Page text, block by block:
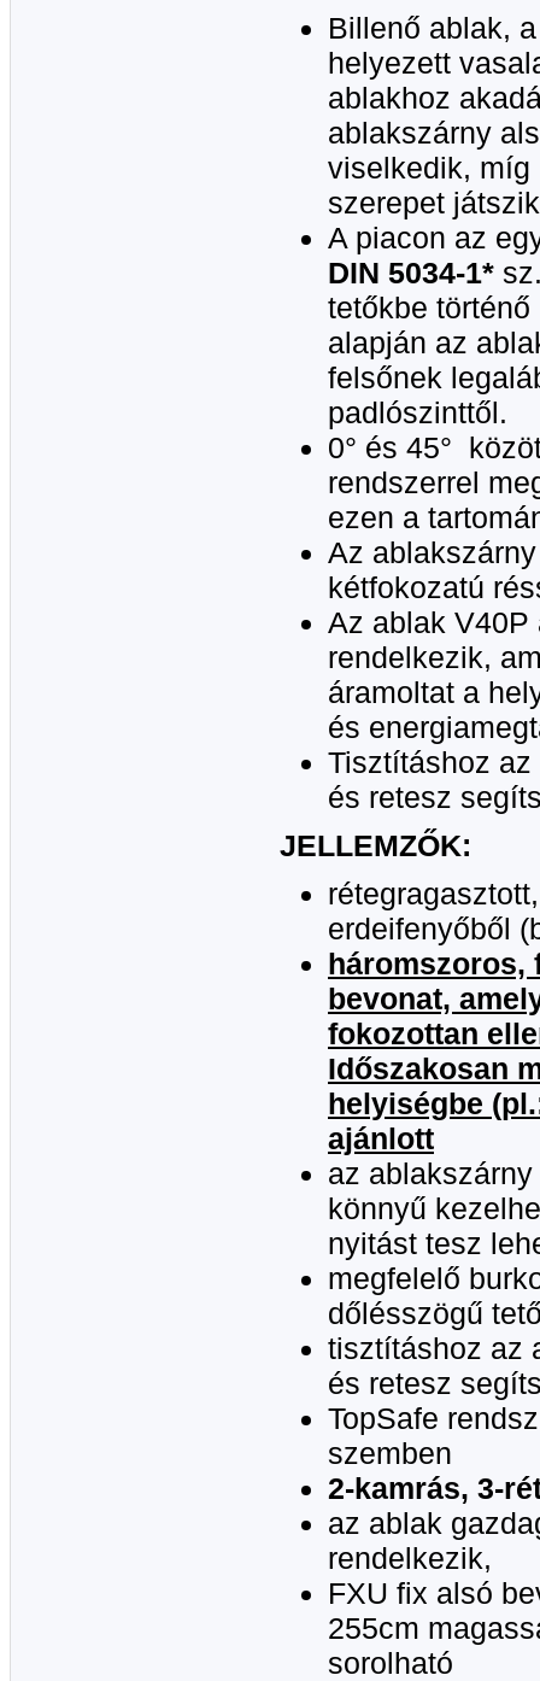
Billenő ablak,
helyezett
ablakhoz
ablakszárny
viselkedik, míg
szerepet
A piacon az
DIN 5034-1*
tetőkbe
alapján az
felsőnek
padlószinttől.
0° és 45°
rendszerrel
ezen a
Az
kétfokozatú
Az ablak V40P
rendelkezik,
áramoltat a
és
Tisztításhoz az
és retesz
JELLEMZŐK:
erdeifenyőből
háromszoros,
bevonat,
fokozottan
Időszakosan
helyiségbe
ajánlott
az
könnyű
nyitást tesz
megfelelő
dőlésszögű
tisztításhoz az
és retesz
TopSafe
szemben
2-kamrás, 3-
az ablak
rendelkezik,
FXU fix alsó
255cm
sorolható